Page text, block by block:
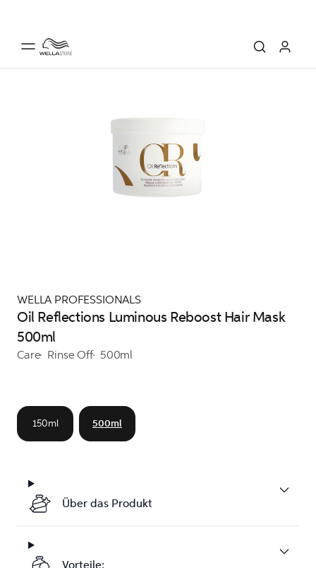
WELLA PROFESSIONALS
Oil Reflections Luminous Reboost Hair Mask
500ml
Care Rinse Off 500ml
150ml 500ml
Über das Produkt
Vorteile: